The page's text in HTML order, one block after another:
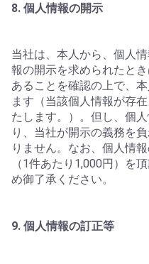
8. 個人情報の開示
当社は、本人から、個人
報の開示を求められたと
あることを確認の上で、
ます（当該個人情報が存
たします。）。但し、個
り、当社が開示の義務を
りません。なお、個人情
（1件あたり1,000円）を
め御了承ください。
9. 個人情報の訂正等